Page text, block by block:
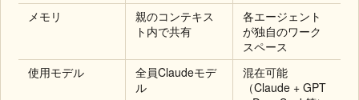
メモリ
親のコンテキス
ト内で共有
各エージェント
が独自のワーク
スペース
使用モデル
全員Claudeモデ
ル
混在可能
（Claude + GPT